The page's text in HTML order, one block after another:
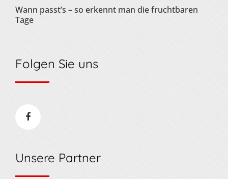
Wann passt’s – so erkennt man die fruchtbaren
Tage
Folgen Sie uns
Unsere Partner